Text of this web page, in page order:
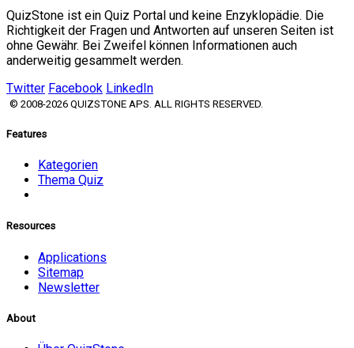
QuizStone ist ein Quiz Portal und keine Enzyklopädie. Die
Richtigkeit der Fragen und Antworten auf unseren Seiten ist
ohne Gewähr. Bei Zweifel können Informationen auch
anderweitig gesammelt werden.
Twitter Facebook LinkedIn
© 2008-2026 QUIZSTONE APS. ALL RIGHTS RESERVED.
Features
Kategorien
Thema Quiz
Resources
Applications
Sitemap
Newsletter
About